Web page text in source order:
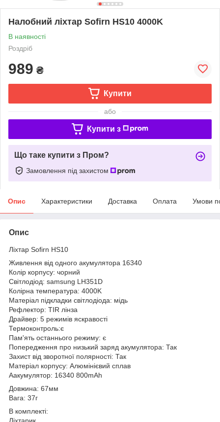
Налобний ліхтар Sofirn HS10 4000K
В наявності
Роздріб
989 ₴
Купити
або
Купити з
Що таке купити з Пром?
Замовлення під захистом
Опис Характеристики Доставка Оплата Умови
Опис
Ліхтар Sofirn HS10
Живлення від одного акумулятора 16340
Колір корпусу: чорний
Світлодіод: samsung LH351D
Колірна температура: 4000K
Матеріал підкладки світлодіода: мідь
Рефлектор: TIR лінза
Драйвер: 5 режимів яскравості
Термоконтроль:є
Пам'ять останнього режиму: є
Попередження про низький заряд акумулятора: Так
Захист від зворотної полярності: Так
Матеріал корпусу: Алюмінієвий сплав
Аакумулятор: 16340 800mAh
Довжина: 67мм
Вага: 37г
В комплекті:
Ліхтарик